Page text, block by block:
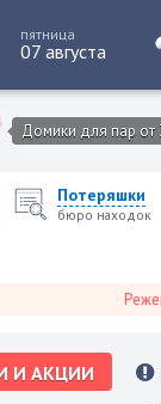
пятница
07 августа
Домики для пар от
Потеряшки
бюро находок
Режевской
И АКЦИИ